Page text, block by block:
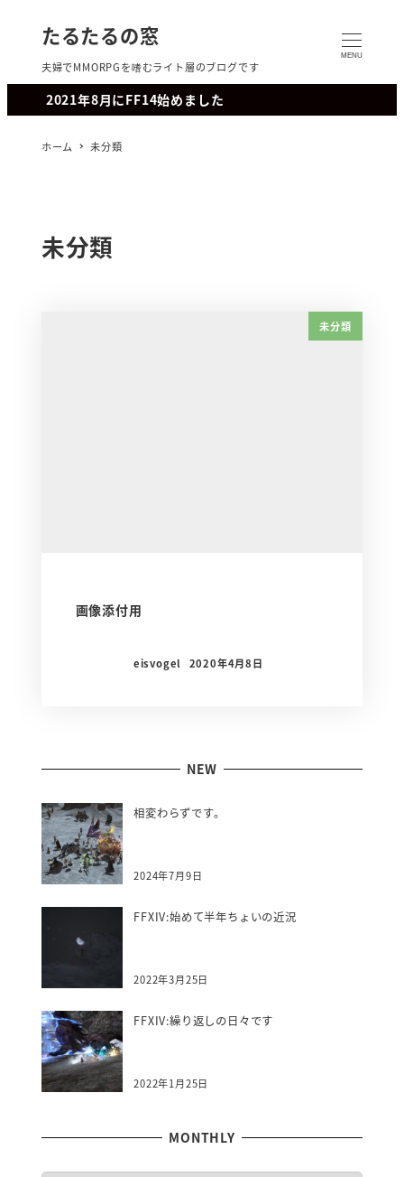
たるたるの窓
夫婦でMMORPGを嗜むライト層のブログです
MENU
2021年8月にFF14始めました
ホーム 未分類
未分類
未分類
画像添付用
eisvogel 2020年4月8日
NEW
相変わらずです。
2024年7月9日
FFXIV:始めて半年ちょいの近況
2022年3月25日
FFXIV:繰り返しの日々です
2022年1月25日
MONTHLY